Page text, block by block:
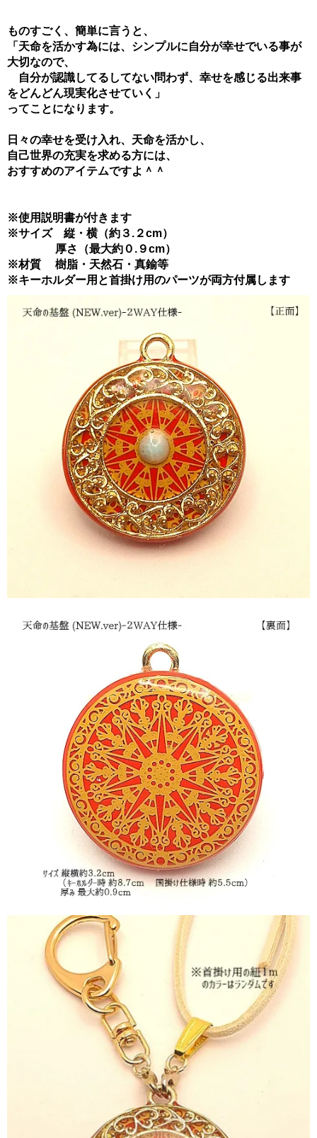
ものすごく、簡単に言うと、
「天命を活かす為には、シンプルに自分が幸せでいる事が
大切なので、
自分が認識してるしてない問わず、幸せを感じる出来事
をどんどん現実化させていく」
ってことになります。
日々の幸せを受け入れ、天命を活かし、
自己世界の充実を求める方には、
おすすめのアイテムですよ＾＾
※使用説明書が付きます
※サイズ 縦・横（約３.２cm）
厚さ（最大約０.９cm）
※材質 樹脂・天然石・真鍮等
※キーホルダー用と首掛け用のパーツが両方付属します